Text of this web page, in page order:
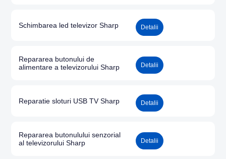
Schimbarea led televizor Sharp Detalii
Repararea butonului de
alimentare a televizorului Sharp
Detalii
Reparatie sloturi USB TV Sharp Detalii
Repararea butonulului senzorial
al televizorului Sharp
Detalii